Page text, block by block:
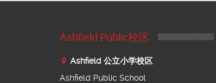
Ashfield Public校区
Ashfield 公立小学校区
Ashfield Public School